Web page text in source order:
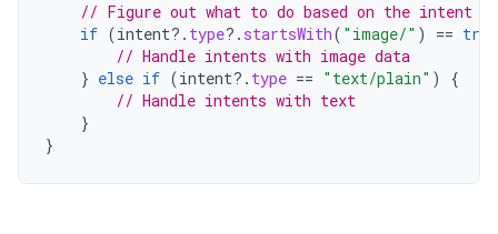
// Figure out what to do based on the intent
if (intent?. type?. startsWith( "image/" ) == true
// Handle intents with image data
} else if (intent?. type == "text/plain" )
{
// Handle intents with text
}
}